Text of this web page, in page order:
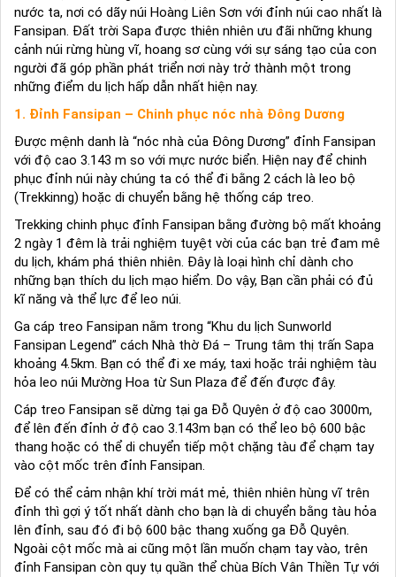
nước ta, nơi có dãy núi Hoàng Liên Sơn với đỉnh núi cao nhất là
Fansipan. Đất trời Sapa được thiên nhiên ưu đãi những khung
cảnh núi rừng hùng vĩ, hoang sơ cùng với sự sáng tạo của con
người đã góp phần phát triển nơi này trở thành một trong
những điểm du lịch hấp dẫn nhất hiện nay.
1. Đỉnh Fansipan – Chinh phục nóc nhà Đông Dương
Được mệnh danh là “nóc nhà của Đông Dương” đỉnh Fansipan
với độ cao 3.143 m so với mực nước biển. Hiện nay để chinh
phục đỉnh núi này chúng ta có thể đi bằng 2 cách là leo bộ
(Trekkinng) hoặc di chuyển bằng hệ thống cáp treo.
Trekking chinh phục đỉnh Fansipan bằng đường bộ mất khoảng
2 ngày 1 đêm là trải nghiệm tuyệt vời của các bạn trẻ đam mê
du lịch, khám phá thiên nhiên. Đây là loại hình chỉ dành cho
những bạn thích du lịch mạo hiểm. Do vậy, Bạn cần phải có đủ
kĩ năng và thể lực để leo núi.
Ga cáp treo Fansipan nằm trong “Khu du lịch Sunworld
Fansipan Legend” cách Nhà thờ Đá – Trung tâm thị trấn Sapa
khoảng 4.5km. Bạn có thể đi xe máy, taxi hoặc trải nghiệm tàu
hỏa leo núi Mường Hoa từ Sun Plaza để đến được đây.
Cáp treo Fansipan sẽ dừng tại ga Đỗ Quyên ở độ cao 3000m,
để lên đến đỉnh ở độ cao 3.143m bạn có thể leo bộ 600 bậc
thang hoặc có thể di chuyển tiếp một chặng tàu để chạm tay
vào cột mốc trên đỉnh Fansipan.
Để có thể cảm nhận khí trời mát mẻ, thiên nhiên hùng vĩ trên
đỉnh thì gợi ý tốt nhất dành cho bạn là di chuyển bằng tàu hỏa
lên đỉnh, sau đó đi bộ 600 bậc thang xuống ga Đỗ Quyên.
Ngoài cột mốc mà ai cũng một lần muốn chạm tay vào, trên
đỉnh Fansipan còn quy tụ quần thể chùa Bích Vân Thiền Tự với